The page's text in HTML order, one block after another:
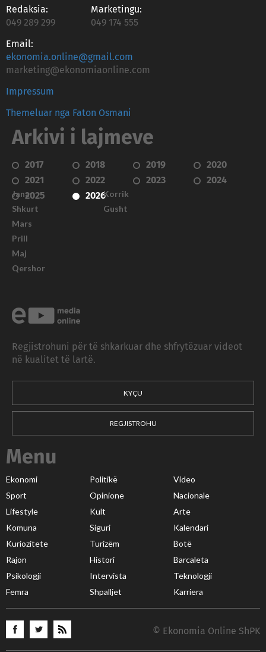
Redaksia:
049 289 299
Marketingu:
049 174 555
Email:
ekonomia.online@gmail.com
marketing@ekonomiaonline.com
Impressum
Themeluar nga Faton Osmani
Arkivi i lajmeve
2017 2018 2019
2020
2021
2022 2023
2024
2025
2026
Janar
Shkurt
Mars
Prill
Maj
Qershor
Korrik
Gusht
Regjistrohuni për të shkarkuar dhe shfrytëzuar videot
në kualitet të lartë.
KYÇU
REGJISTROHU
Menu
Ekonomi Politikë
Video
Sport
Opinione
Nacionale
Lifestyle
Kult
Arte
Komuna
Siguri
Kalendari
Kuriozitete
Turizëm
Botë
Rajon
Histori
Barcaleta
Psikologji
Intervista
Teknologji
Femra
Shpalljet Karriera
© Ekonomia Online ShPK